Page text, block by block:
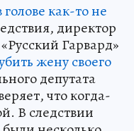
как-то не
директор
Гарвард»
жену своего
депутата
что когда-
В следствии